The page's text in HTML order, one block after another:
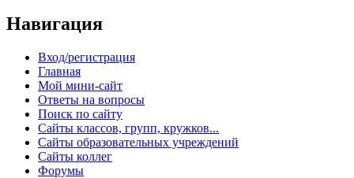
Навигация
Вход/регистрация
Главная
Мой мини-сайт
Ответы на вопросы
Поиск по сайту
Сайты классов, групп, кружков...
Сайты образовательных учреждений
Сайты коллег
Форумы